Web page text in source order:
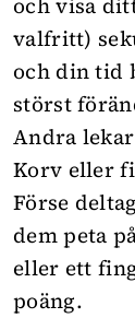
och visa
valfritt)
och din tid
störst
Andra
Korv eller
Förse
dem peta
eller ett
poäng.